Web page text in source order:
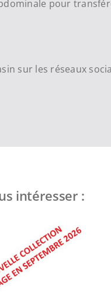
pour
sur les réseaux
intéresser :